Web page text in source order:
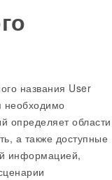
названия User
необходимо
определяет области
а также доступные
информацией,